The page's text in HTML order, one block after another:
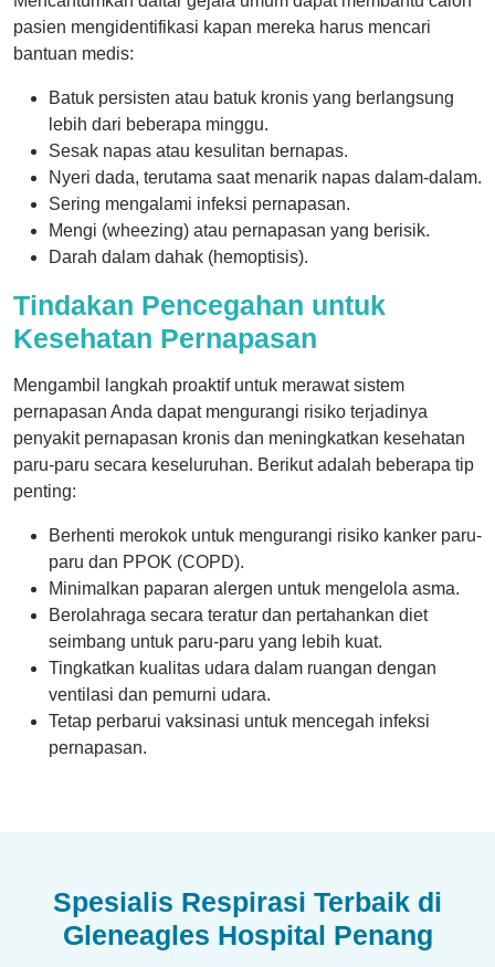
pasien mengidentifikasi kapan mereka harus mencari
bantuan medis:
Batuk persisten atau batuk kronis yang berlangsung
lebih dari beberapa minggu.
Sesak napas atau kesulitan bernapas.
Nyeri dada, terutama saat menarik napas dalam-dalam.
Sering mengalami infeksi pernapasan.
Mengi (wheezing) atau pernapasan yang berisik.
Darah dalam dahak (hemoptisis).
Tindakan Pencegahan untuk
Kesehatan Pernapasan
Mengambil langkah proaktif untuk merawat sistem
pernapasan Anda dapat mengurangi risiko terjadinya
penyakit pernapasan kronis dan meningkatkan kesehatan
paru-paru secara keseluruhan. Berikut adalah beberapa tip
penting:
Berhenti merokok untuk mengurangi risiko kanker paru-
paru dan PPOK (COPD).
Minimalkan paparan alergen untuk mengelola asma.
Berolahraga secara teratur dan pertahankan diet
seimbang untuk paru-paru yang lebih kuat.
Tingkatkan kualitas udara dalam ruangan dengan
ventilasi dan pemurni udara.
Tetap perbarui vaksinasi untuk mencegah infeksi
pernapasan.
Spesialis Respirasi Terbaik di
Gleneagles Hospital Penang